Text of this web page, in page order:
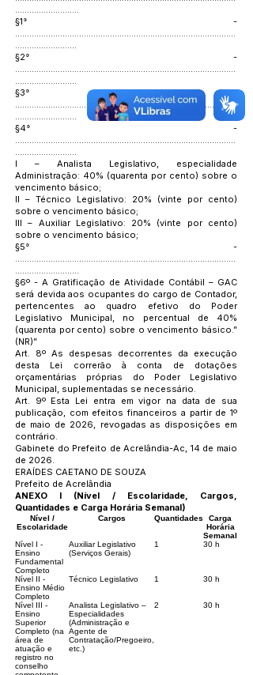
...........................
§1° -
.............................................................................................
..........................
§2° -
.............................................................................................
..........................
§3° -
.............................................................................................
..........................
§4° -
.............................................................................................
..........................
I – Analista Legislativo, especialidade
Administração: 40% (quarenta por cento) sobre o
vencimento básico;
II – Técnico Legislativo: 20% (vinte por cento)
sobre o vencimento básico;
III – Auxiliar Legislativo: 20% (vinte por cento)
sobre o vencimento básico;
§5° -
.............................................................................................
...........................
§6º - A Gratificação de Atividade Contábil – GAC
será devida aos ocupantes do cargo de Contador,
pertencentes ao quadro efetivo do Poder
Legislativo Municipal, no percentual de 40%
(quarenta por cento) sobre o vencimento básico.”
(NR)”
Art. 8º As despesas decorrentes da execução
desta Lei correrão à conta de dotações
orçamentárias próprias do Poder Legislativo
Municipal, suplementadas se necessário.
Art. 9º Esta Lei entra em vigor na data de sua
publicação, com efeitos financeiros a partir de 1º
de maio de 2026, revogadas as disposições em
contrário.
Gabinete do Prefeito de Acrelândia-Ac, 14 de maio
de 2026.
ERAÍDES CAETANO DE SOUZA
Prefeito de Acrelândia
ANEXO I (Nível / Escolaridade, Cargos,
Quantidades e Carga Horária Semanal)
Nível /
Escolaridade
Cargos Quantidades
Carga
Horária
Semanal
Nível I -
Ensino
Fundamental
Completo
Auxiliar Legislativo
(Serviços Gerais)
1 30 h
Nível II -
Ensino Médio
Completo
Técnico Legislativo 1 30 h
Nível III -
Ensino
Superior
Completo (na
área de
atuação e
registro no
conselho
Analista Legislativo –
Especialidades
(Administração e
Agente de
Contratação/Pregoeiro,
etc.)
2 30 h